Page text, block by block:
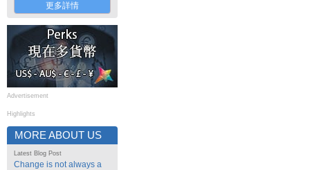
更多詳情
Advertisement
Highlights
MORE ABOUT US
Latest Blog Post
Change is not always a